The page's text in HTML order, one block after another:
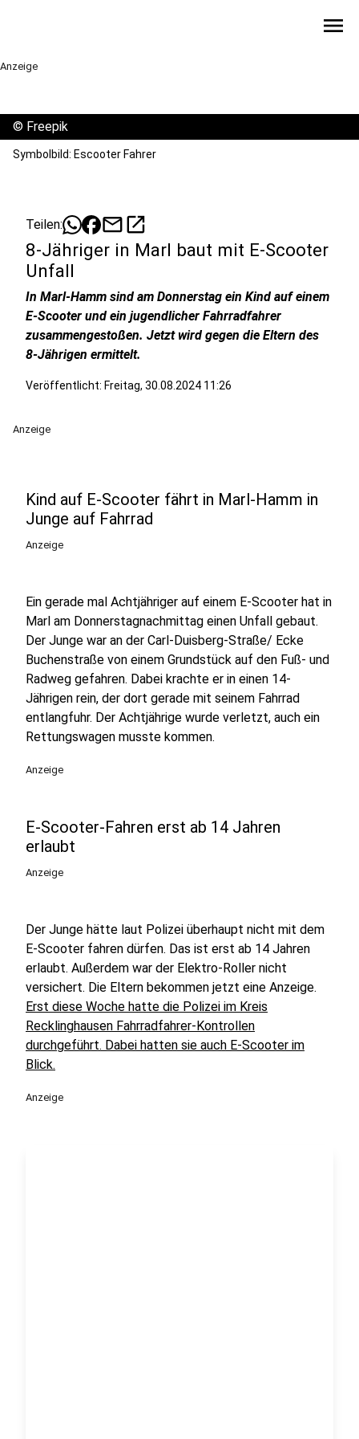
menu
Anzeige
© Freepik
Symbolbild: Escooter Fahrer
Teilen: mailopen_in_new
8-Jähriger in Marl baut mit E-Scooter
Unfall
In Marl-Hamm sind am Donnerstag ein Kind auf einem
E-Scooter und ein jugendlicher Fahrradfahrer
zusammengestoßen. Jetzt wird gegen die Eltern des
8-Jährigen ermittelt.
Veröffentlicht: Freitag, 30.08.2024 11:26
Anzeige
Kind auf E-Scooter fährt in Marl-Hamm in
Junge auf Fahrrad
Anzeige
Ein gerade mal Achtjähriger auf einem E-Scooter hat in
Marl am Donnerstagnachmittag einen Unfall gebaut.
Der Junge war an der Carl-Duisberg-Straße/ Ecke
Buchenstraße von einem Grundstück auf den Fuß- und
Radweg gefahren. Dabei krachte er in einen 14-
Jährigen rein, der dort gerade mit seinem Fahrrad
entlangfuhr. Der Achtjährige wurde verletzt, auch ein
Rettungswagen musste kommen.
Anzeige
E-Scooter-Fahren erst ab 14 Jahren
erlaubt
Anzeige
Der Junge hätte laut Polizei überhaupt nicht mit dem
E-Scooter fahren dürfen. Das ist erst ab 14 Jahren
erlaubt. Außerdem war der Elektro-Roller nicht
versichert. Die Eltern bekommen jetzt eine Anzeige.
Erst diese Woche hatte die Polizei im Kreis
Recklinghausen Fahrradfahrer-Kontrollen
durchgeführt. Dabei hatten sie auch E-Scooter im
Blick.
Anzeige